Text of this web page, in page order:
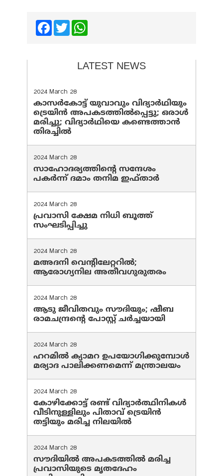
FacebookTwitter
LATEST NEWS
2024 March 28
കാസർകോട്ട് യുവാവും വിദ്യാർഥിയും
ട്രെയിൻ അപകടത്തിൽപ്പെട്ടു; ഒരാൾ
മരിച്ചു; വിദ്യാർഥിയെ കണ്ടെത്താൻ
തിരച്ചിൽ
2024 March 28
സാഹോദര്യത്തിന്റെ സന്ദേശം
പകർന്ന് ദമാം തനിമ ഇഫ്‌താർ
2024 March 28
പ്രവാസി ക്ഷേമ നിധി ബൂത്ത്
സംഘടിപ്പിച്ചു
2024 March 28
മഅദനി വെന്റിലേറ്ററിൽ;
ആരോഗ്യനില അതീവഗുരുതരം
2024 March 28
ആടു ജീവിതവും സൗദിയും; ഷീബ
രാമചന്ദ്രന്റെ പോസ്റ്റ് ചര്‍ച്ചയായി
2024 March 28
ഹറമില്‍ ക്യാമറ ഉപയോഗിക്കുമ്പോള്‍
മര്യാദ പാലിക്കണമെന്ന് മന്ത്രാലയം
2024 March 28
കോഴിക്കോട്ട് രണ്ട് വിദ്യാർത്ഥിനികൾ
വീടിനുള്ളിലും പിതാവ് ട്രെയിൻ
തട്ടിയും മരിച്ച നിലയിൽ
2024 March 28
സൗദിയില്‍ അപകടത്തില്‍ മരിച്ച
പ്രവാസിയുടെ മൃതദേഹം